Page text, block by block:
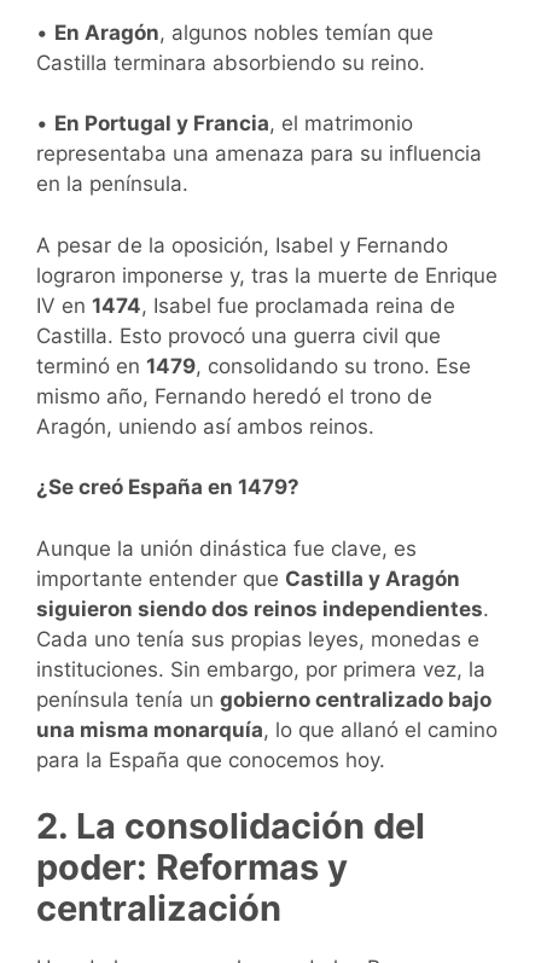
• En Aragón, algunos nobles temían que
Castilla terminara absorbiendo su reino.
• En Portugal y Francia, el matrimonio
representaba una amenaza para su influencia
en la península.
A pesar de la oposición, Isabel y Fernando
lograron imponerse y, tras la muerte de Enrique
IV en 1474, Isabel fue proclamada reina de
Castilla. Esto provocó una guerra civil que
terminó en 1479, consolidando su trono. Ese
mismo año, Fernando heredó el trono de
Aragón, uniendo así ambos reinos.
¿Se creó España en 1479?
Aunque la unión dinástica fue clave, es
importante entender que Castilla y Aragón
siguieron siendo dos reinos independientes.
Cada uno tenía sus propias leyes, monedas e
instituciones. Sin embargo, por primera vez, la
península tenía un gobierno centralizado bajo
una misma monarquía, lo que allanó el camino
para la España que conocemos hoy.
2. La consolidación del
poder: Reformas y
centralización